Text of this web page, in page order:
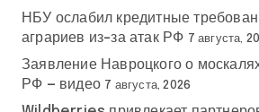
НБУ ослабил кредитные
аграриев из-за атак РФ 7 августа,
Заявление Навроцкого о
РФ — видео 7 августа, 2026